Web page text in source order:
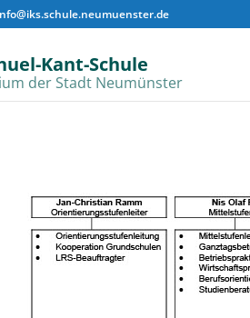
Kant-Schule
der Stadt Neumünster